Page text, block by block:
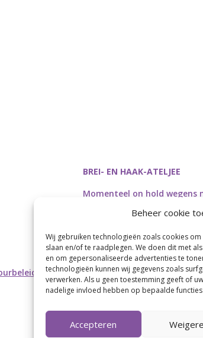
Beheer cookie
Wij gebruiken technologieën zoals cookies
slaan en/of te raadplegen. We doen dit met
en om gepersonaliseerde advertenties te
technologieën kunnen wij gegevens zoals
verwerken. Als u geen toestemming geeft of
nadelige invloed hebben op bepaalde
Accepteren
BREI- EN HAAK-ATELJEE
Momenteel on hold wegens
Webdesign byConnection